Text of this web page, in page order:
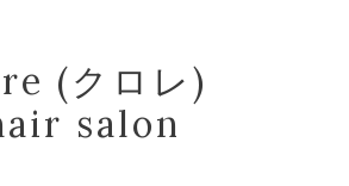
(クロレ)
salon